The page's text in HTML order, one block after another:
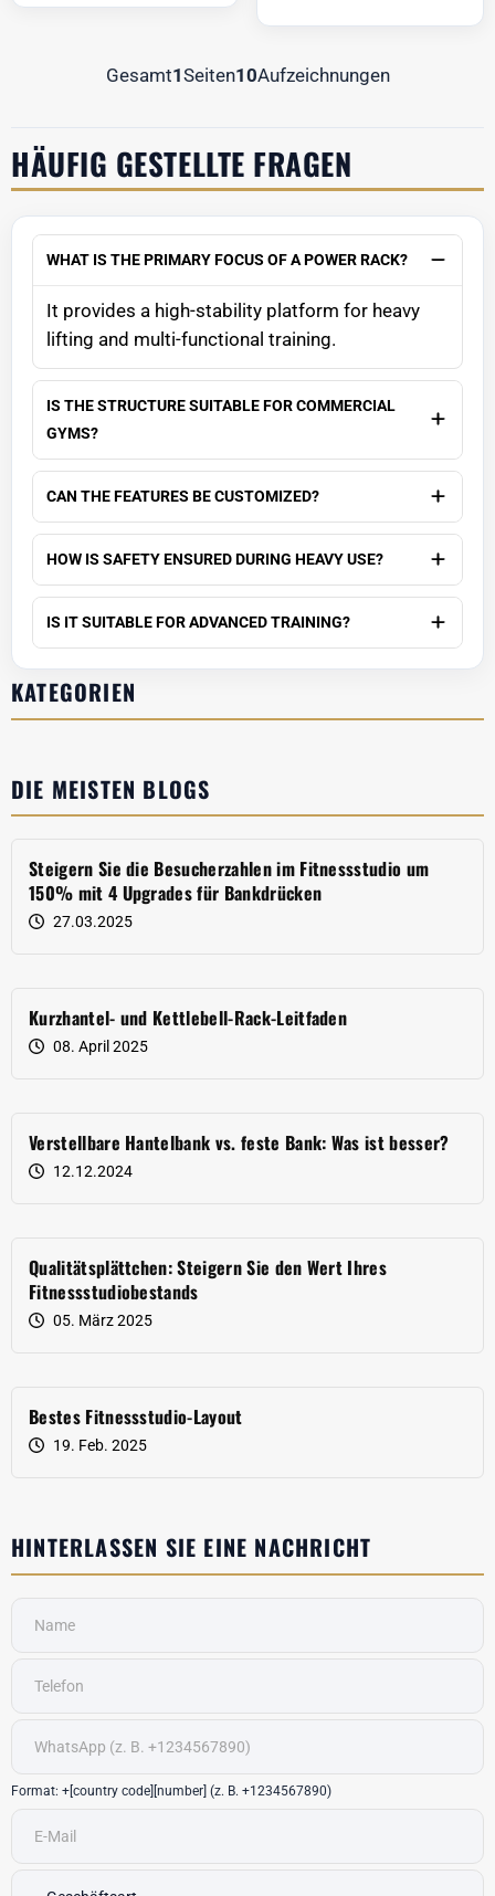
Gesamt1Seiten10Aufzeichnungen
HÄUFIG GESTELLTE FRAGEN
WHAT IS THE PRIMARY FOCUS OF A POWER RACK?
It provides a high-stability platform for heavy
lifting and multi-functional training.
IS THE STRUCTURE SUITABLE FOR COMMERCIAL
GYMS?
CAN THE FEATURES BE CUSTOMIZED?
HOW IS SAFETY ENSURED DURING HEAVY USE?
IS IT SUITABLE FOR ADVANCED TRAINING?
KATEGORIEN
DIE MEISTEN BLOGS
Steigern Sie die Besucherzahlen im Fitnessstudio um
150% mit 4 Upgrades für Bankdrücken
27.03.2025
Kurzhantel- und Kettlebell-Rack-Leitfaden
08. April 2025
Verstellbare Hantelbank vs. feste Bank: Was ist besser?
12.12.2024
Qualitätsplättchen: Steigern Sie den Wert Ihres
Fitnessstudiobestands
05. März 2025
Bestes Fitnessstudio-Layout
19. Feb. 2025
HINTERLASSEN SIE EINE NACHRICHT
Format: +[country code][number] (z. B. +1234567890)